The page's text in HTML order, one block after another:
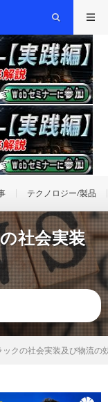
テクノロジー/製品
社会実装
クの社会実装及び物流の